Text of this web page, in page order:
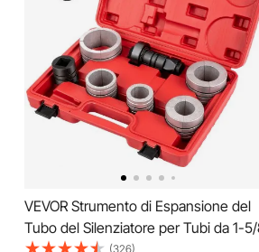
VEVOR Strumento di Espansione del
Tubo del Silenziatore per Tubi da 1-
(326)